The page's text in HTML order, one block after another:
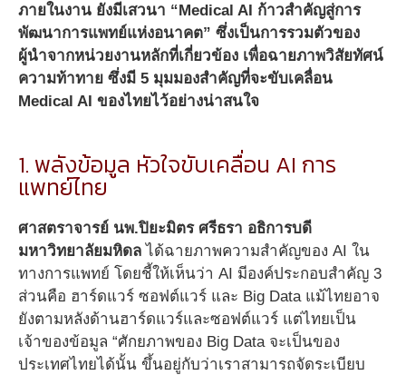
ภายในงาน ยังมีเสวนา “Medical AI ก้าวสำคัญสู่การ
พัฒนาการแพทย์แห่งอนาคต” ซึ่งเป็นการรวมตัวของ
ผู้นำจากหน่วยงานหลักที่เกี่ยวข้อง เพื่อฉายภาพวิสัยทัศน์
ความท้าทาย ซึ่งมี 5 มุมมองสำคัญที่จะขับเคลื่อน
Medical AI ของไทยไว้อย่างน่าสนใจ
1. พลังข้อมูล หัวใจขับเคลื่อน AI การ
แพทย์ไทย
ศาสตราจารย์ นพ.ปิยะมิตร ศรีธรา อธิการบดี
มหาวิทยาลัยมหิดล ได้ฉายภาพความสำคัญของ AI ใน
ทางการแพทย์ โดยชี้ให้เห็นว่า AI มีองค์ประกอบสำคัญ 3
ส่วนคือ ฮาร์ดแวร์ ซอฟต์แวร์ และ Big Data แม้ไทยอาจ
ยังตามหลังด้านฮาร์ดแวร์และซอฟต์แวร์ แต่ไทยเป็น
เจ้าของข้อมูล “ศักยภาพของ Big Data จะเป็นของ
ประเทศไทยได้นั้น ขึ้นอยู่กับว่าเราสามารถจัดระเบียบ